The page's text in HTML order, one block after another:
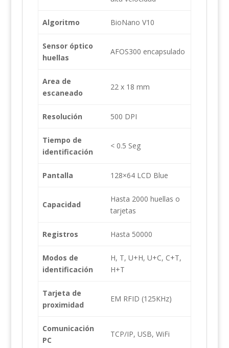
Algoritmo BioNano V10
Sensor óptico
huellas
AFOS300 encapsulado
Area de
escaneado
22 x 18 mm
Resolución 500 DPI
Tiempo de
identificación
< 0.5 Seg
Pantalla 128×64 LCD Blue
Capacidad
Hasta 2000 huellas o
tarjetas
Registros Hasta 50000
Modos de
identificación
H, T, U+H, U+C, C+T,
H+T
Tarjeta de
proximidad
EM RFID (125KHz)
Comunicación
PC
TCP/IP, USB, WiFi